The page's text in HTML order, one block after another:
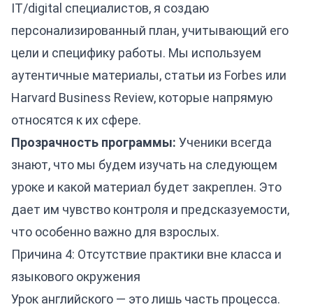
IT/digital специалистов, я создаю
персонализированный план, учитывающий его
цели и специфику работы. Мы используем
аутентичные материалы, статьи из Forbes или
Harvard Business Review, которые напрямую
относятся к их сфере.
Прозрачность программы: Ученики всегда
знают, что мы будем изучать на следующем
уроке и какой материал будет закреплен. Это
дает им чувство контроля и предсказуемости,
что особенно важно для взрослых.
Причина 4: Отсутствие практики вне класса и
языкового окружения
Урок английского — это лишь часть процесса.